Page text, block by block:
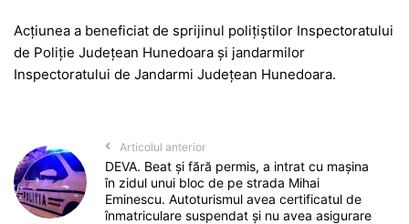
Acțiunea a beneficiat de sprijinul polițiștilor Inspectoratului
de Poliție Județean Hunedoara și jandarmilor
Inspectoratului de Jandarmi Județean Hunedoara.
Articolul anterior
DEVA. Beat și fără permis, a intrat cu mașina
în zidul unui bloc de pe strada Mihai
Eminescu. Autoturismul avea certificatul de
înmatriculare suspendat și nu avea asigurare